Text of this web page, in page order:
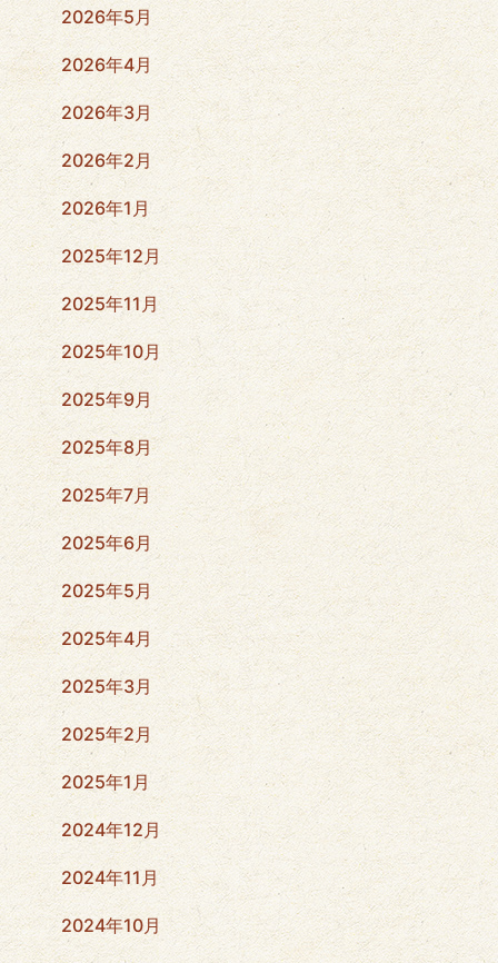
2026年5月
2026年4月
2026年3月
2026年2月
2026年1月
2025年12月
2025年11月
2025年10月
2025年9月
2025年8月
2025年7月
2025年6月
2025年5月
2025年4月
2025年3月
2025年2月
2025年1月
2024年12月
2024年11月
2024年10月